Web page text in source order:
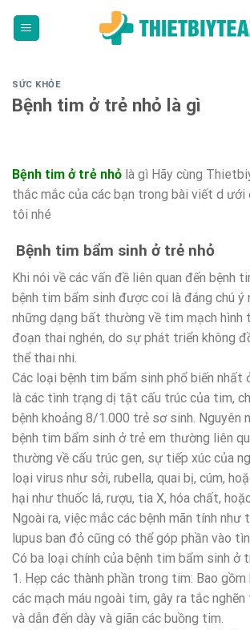
SỨC KHỎE
Bệnh tim ở trẻ nhỏ là gì
Bệnh tim ở trẻ nhỏ là gì Hãy cùng
thắc mắc của các bạn trong bài viết d ưới
tôi nhé
Bệnh tim bẩm sinh ở trẻ nhỏ
Khi nói về các vấn đề liên quan đến bệnh
bệnh tim bẩm sinh được coi là đáng chú ý
những dạng bất thường về tim mạch hình
đoạn thai nghén, do sự phát triển không
thể thai nhi.
Các loại bệnh tim bẩm sinh phổ biến nhất
là các tình trạng dị tật cấu trúc của tim,
bệnh khoảng 8/1.000 trẻ sơ sinh. Nguyên
bệnh tim bẩm sinh ở trẻ em thường liên
thường về cấu trúc gen, sự tiếp xúc của
loại virus như sởi, rubella, quai bị, cúm,
hại như thuốc lá, rượu, tia X, hóa chất,
Ngoài ra, việc mắc các bệnh mãn tính như
lupus ban đỏ cũng có thể góp phần vào
Có ba loại chính của bệnh tim bẩm sinh ở
1. Hẹp các thành phần trong tim: Bao gồm
các mạch máu ngoài tim, gây ra tắc nghẽn
và dẫn đến dày và giãn các buồng tim.